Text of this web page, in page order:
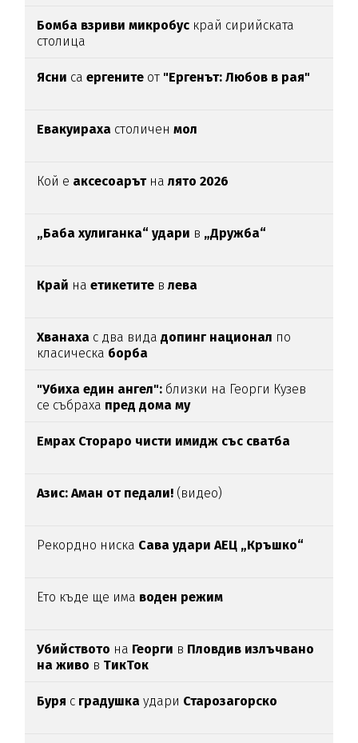
Бомба взриви микробус край сирийската
столица
Ясни са ергените от "Ергенът: Любов в рая"
Евакуираха столиченмол
Кой е аксесоарътналято 2026
„Баба хулиганка“ удари в „Дружба“
Край наетикетите влева
Хванаха с два видадопинг национал по
класическа борба
"Убиха един ангел": близки на Георги Кузев
се събраха пред дома му
Емрах Стораро чисти имидж със сватба
Азис: Аман от педали! (видео)
Рекордно ниска Сава удари АЕЦ „Кръшко“
Ето къде ще има воден режим
Убийството на Георги в Пловдив излъчвано
на живо в ТикТок
Буря с градушкаудари Старозагорско